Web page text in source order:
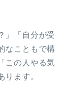
」「自分が受
なこともで構
この人やる気
ます。